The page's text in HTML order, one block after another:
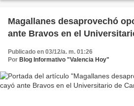
Magallanes desaprovechó
ante Bravos en el
Publicado en 03/12/a. m. 01:26
Por Blog Informativo "Valencia Hoy"